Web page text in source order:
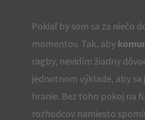
Pokiaľ by som sa za niečo
momentov. Tak, aby
ragby, nevidím žiadny
jednotnom výklade, aby
hranie. Bez toho pokoj na
rozhodcov namiesto